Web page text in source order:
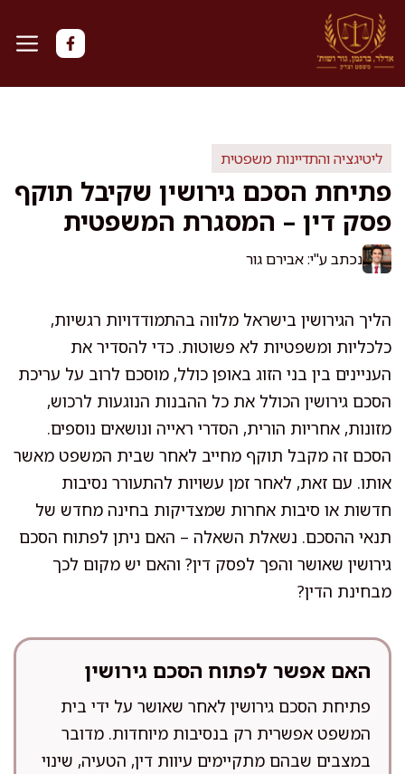
לדלג
לתוכן
ליטיגציה והתדיינות משפטית
פתיחת הסכם גירושין שקיבל תוקף
פסק דין – המסגרת המשפטית
נכתב ע"י: אבירם גור
הליך הגירושין בישראל מלווה בהתמודדויות רגשיות,
כלכליות ומשפטיות לא פשוטות. כדי להסדיר את
העניינים בין בני הזוג באופן כולל, מוסכם לרוב על עריכת
הסכם גירושין הכולל את כל ההבנות הנוגעות לרכוש,
מזונות, אחריות הורית, הסדרי ראייה ונושאים נוספים.
הסכם זה מקבל תוקף מחייב לאחר שבית המשפט מאשר
אותו. עם זאת, לאחר זמן עשויות להתעורר נסיבות
חדשות או סיבות אחרות שמצדיקות בחינה מחדש של
תנאי ההסכם. נשאלת השאלה – האם ניתן לפתוח הסכם
גירושין שאושר והפך לפסק דין? והאם יש מקום לכך
מבחינת הדין?
האם אפשר לפתוח הסכם גירושין
פתיחת הסכם גירושין לאחר שאושר על ידי בית
המשפט אפשרית רק בנסיבות מיוחדות. מדובר
במצבים שבהם מתקיימים עיוות דין, הטעיה, שינוי